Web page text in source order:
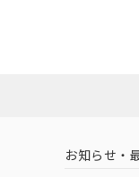
中国 RoHS
（イギリス
お知らせ・